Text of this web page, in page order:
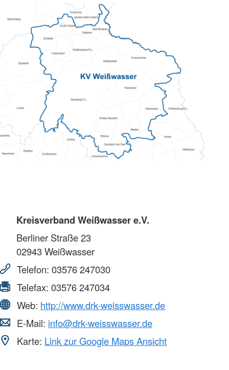
Kreisverband Weißwasser e.V.
Berliner Straße 23
02943Weißwasser
Telefon: 03576 247030
Telefax: 03576 247034
Web: http://www.drk-weisswasser.de
E-Mail: info@drk-weisswasser.de
Karte: Link zur Google Maps Ansicht